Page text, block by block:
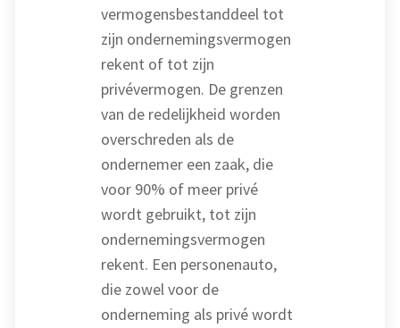
vermogensbestanddeel tot
zijn ondernemingsvermogen
rekent of tot zijn
privévermogen. De grenzen
van de redelijkheid worden
overschreden als de
ondernemer een zaak, die
voor 90% of meer privé
wordt gebruikt, tot zijn
ondernemingsvermogen
rekent. Een personenauto,
die zowel voor de
onderneming als privé wordt